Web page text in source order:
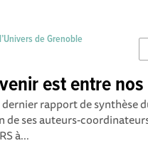
de Grenoble
est entre
rapport de synthèse
de ses auteurs-
à...